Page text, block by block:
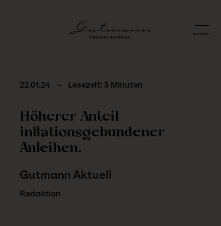
22.01.24 - Lesezeit: 3 Minuten
Höherer Anteil
inflationsgebundener
Anleihen.
Gutmann Aktuell
Redaktion